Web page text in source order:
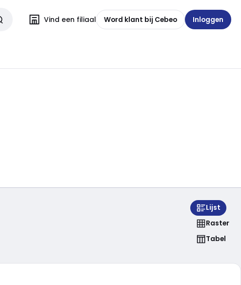
Vind een filiaal Word klant bij Cebeo Inloggen
Lijst
Raster
Tabel